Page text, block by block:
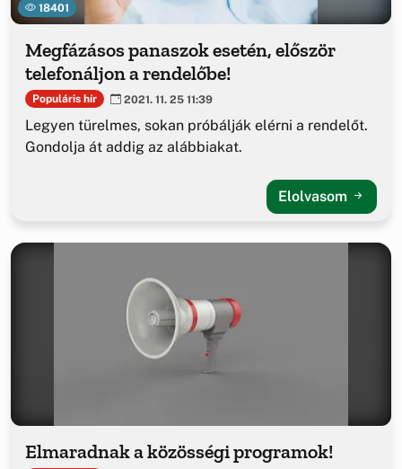
18401
Megfázásos panaszok esetén, először
telefonáljon a rendelőbe!
Populáris hír 2021. 11. 25 11:39
Legyen türelmes, sokan próbálják elérni a rendelőt.
Gondolja át addig az alábbiakat.
Elolvasom
Elmaradnak a közösségi programok!